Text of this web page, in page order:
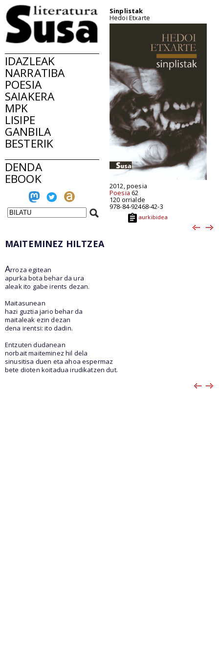
IDAZLEAK
NARRATIBA
POESIA
SAIAKERA
MPK
LISIPE
GANBILA
BESTERIK
DENDA
EBOOK
Sinplistak
Hedoi Etxarte
2012, poesia
Poesia 62
120 orrialde
978-84-92468-42-3
aurkibidea
MAITEMINEZ HILTZEA
Arroza egitean
apurka bota behar da ura
aleak ito gabe irents dezan.
Maitasunean
hazi guztia jario behar da
maitaleak ezin dezan
dena irentsi: ito dadin.
Entzuten dudanean
norbait maiteminez hil dela
sinusitisa duen eta ahoa espermaz
bete dioten koitadua irudikatzen dut.